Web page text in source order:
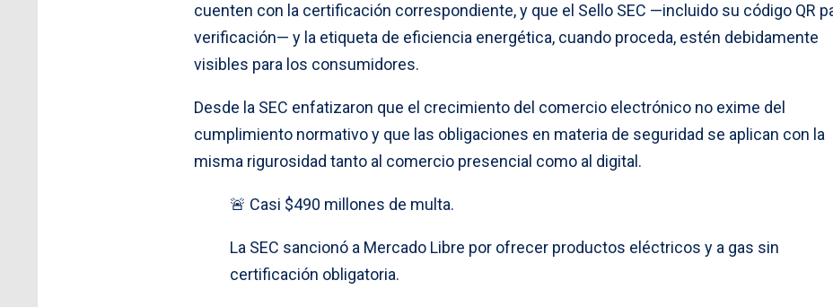
cuenten con la certificación correspondiente, y que el Sello SEC —incluido su código QR
verificación— y la etiqueta de eficiencia energética, cuando proceda, estén debidamente
visibles para los consumidores.
Desde la SEC enfatizaron que el crecimiento del comercio electrónico no exime del
cumplimiento normativo y que las obligaciones en materia de seguridad se aplican con la
misma rigurosidad tanto al comercio presencial como al digital.
🚨 Casi $490 millones de multa.
La SEC sancionó a Mercado Libre por ofrecer productos eléctricos y a gas sin
certificación obligatoria.